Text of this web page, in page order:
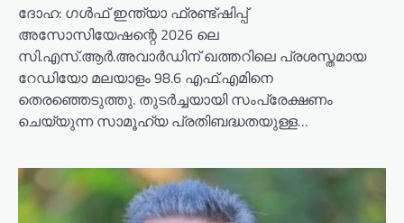
ദോഹ: ഗള്‍ഫ് ഇന്ത്യാ ഫ്രണ്ട്ഷിപ്പ്
അസോസിയേഷന്റെ 2026 ലെ
സി.എസ്.ആര്‍.അവാര്‍ഡിന് ഖത്തറിലെ പ്രശസ്തമായ
റേഡിയോ മലയാളം 98.6 എഫ്.എമിനെ
തെരഞ്ഞെടുത്തു. തുടര്‍ച്ചയായി സംപ്രേക്ഷണം
ചെയ്യുന്ന സാമൂഹ്യ പ്രതിബദ്ധതയുള്ള…